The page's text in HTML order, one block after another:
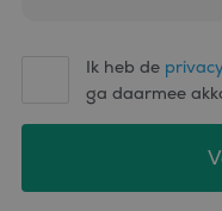
Ik heb de
ga daarmee